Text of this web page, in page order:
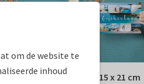
10 x 15 cm 15 x 21 cm
om de website te
inhoud